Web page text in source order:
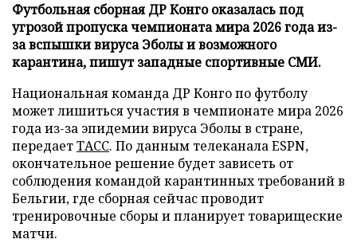
Футбольная сборная ДР Конго оказалась под
угрозой пропуска чемпионата мира 2026 года из-
за вспышки вируса Эболы и возможного
карантина, пишут западные спортивные СМИ.
Национальная команда ДР Конго по футболу
может лишиться участия в чемпионате мира 2026
года из-за эпидемии вируса Эболы в стране,
передаетТАСС. По данным телеканала ESPN,
окончательное решение будет зависеть от
соблюдения командой карантинных требований в
Бельгии, где сборная сейчас проводит
тренировочные сборы и планирует товарищеские
матчи.